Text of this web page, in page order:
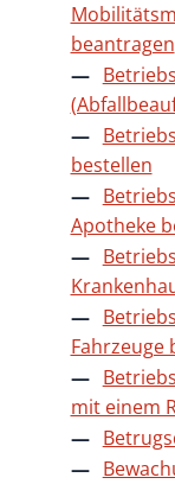
beantragen
bestellen
Apotheke
Fahrzeuge
mit einem